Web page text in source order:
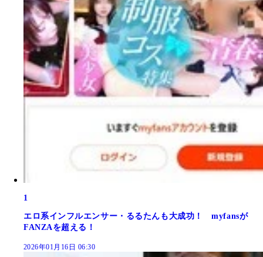
1
エロ系インフルエンサー・るるたんも大成功！ myfansが
FANZAを超える！
2026年01月16日 06:30